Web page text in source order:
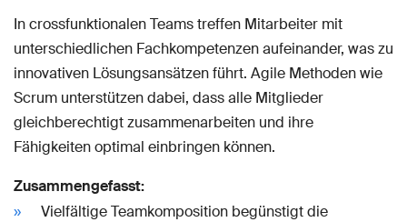
In crossfunktionalen Teams treffen Mitarbeiter mit
unterschiedlichen Fachkompetenzen aufeinander, was zu
innovativen Lösungsansätzen führt. Agile Methoden wie
Scrum unterstützen dabei, dass alle Mitglieder
gleichberechtigt zusammenarbeiten und ihre
Fähigkeiten optimal einbringen können.
Zusammengefasst:
Vielfältige Teamkomposition begünstigt die